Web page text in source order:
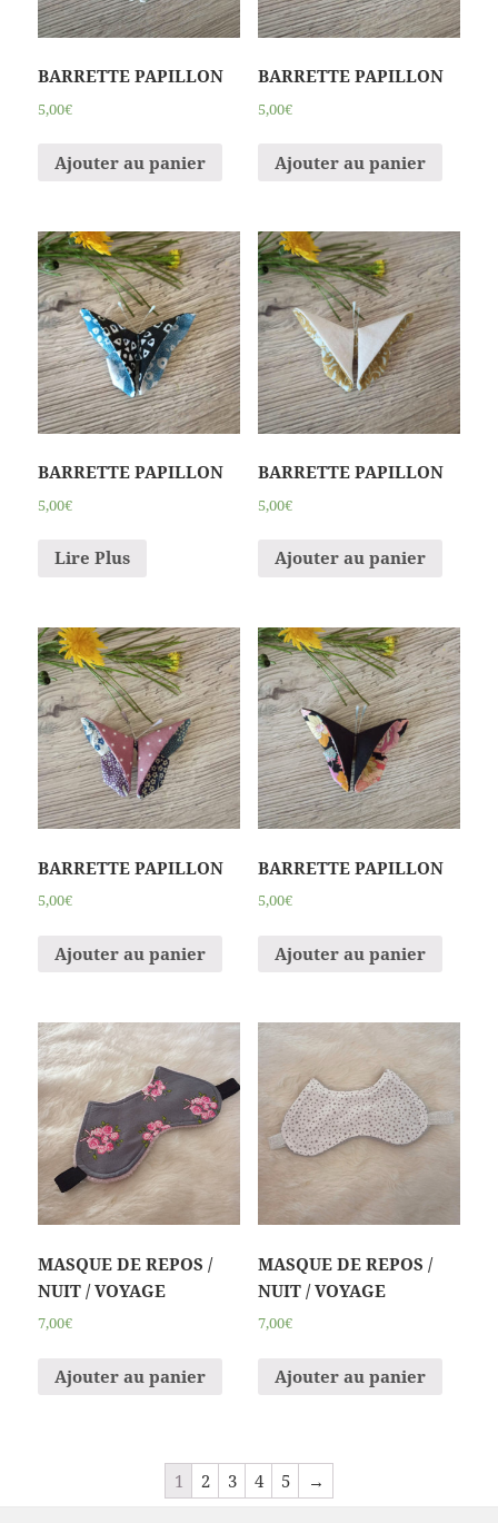
BARRETTE PAPILLON
5,00€
Ajouter au panier
BARRETTE PAPILLON
5,00€
Ajouter au panier
BARRETTE PAPILLON
5,00€
Lire Plus
BARRETTE PAPILLON
5,00€
Ajouter au panier
BARRETTE PAPILLON
5,00€
Ajouter au panier
BARRETTE PAPILLON
5,00€
Ajouter au panier
MASQUE DE REPOS /
NUIT / VOYAGE
7,00€
Ajouter au panier
MASQUE DE REPOS /
NUIT / VOYAGE
7,00€
Ajouter au panier
1 2 3 4 5 →